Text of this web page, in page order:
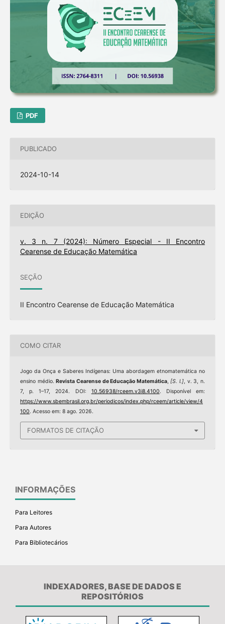
PDF
PUBLICADO
2024-10-14
EDIÇÃO
v. 3 n. 7 (2024): Número Especial - II Encontro
Cearense de Educação Matemática
SEÇÃO
II Encontro Cearense de Educação Matemática
COMO CITAR
Jogo da Onça e Saberes Indígenas: Uma abordagem etnomatemática no
ensino médio.Revista Cearense de Educação Matemática,[S. l.], v. 3, n.
7, p. 1–17, 2024. DOI: 10.56938/rceem.v3i8.4100. Disponível em:
https://www.sbembrasil.org.br/periodicos/index.php/rceem/article/view/4
100. Acesso em: 8 ago. 2026.
FORMATOS DE CITAÇÃO
INFORMAÇÕES
Para Leitores
Para Autores
Para Bibliotecários
INDEXADORES, BASE DE DADOS E
REPOSITÓRIOS